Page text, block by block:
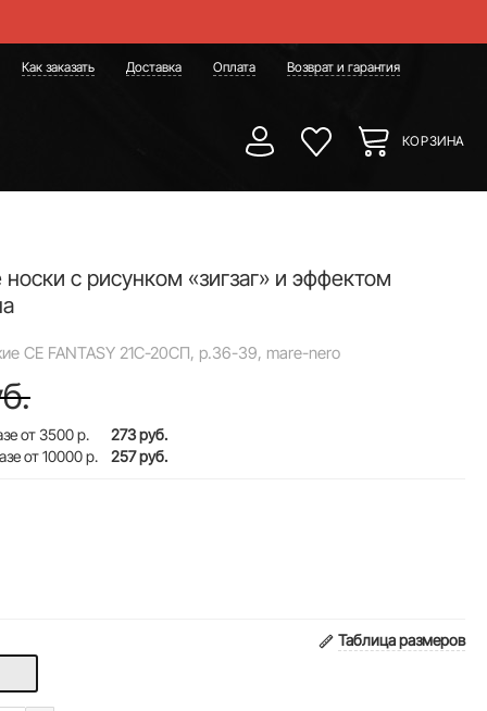
Как заказать Доставка Оплата Возврат и гарантия
КОРЗИНА
с рисунком «зигзаг» и эффектом
CE FANTASY 21С-20СП, р.36-39, mare-nero
от 3500 р. 273 руб.
от 10000 р. 257 руб.
Таблица размеров